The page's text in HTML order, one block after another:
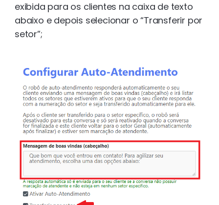
exibida para os clientes na caixa de texto
abaixo e depois selecionar o “Transferir por
setor”;